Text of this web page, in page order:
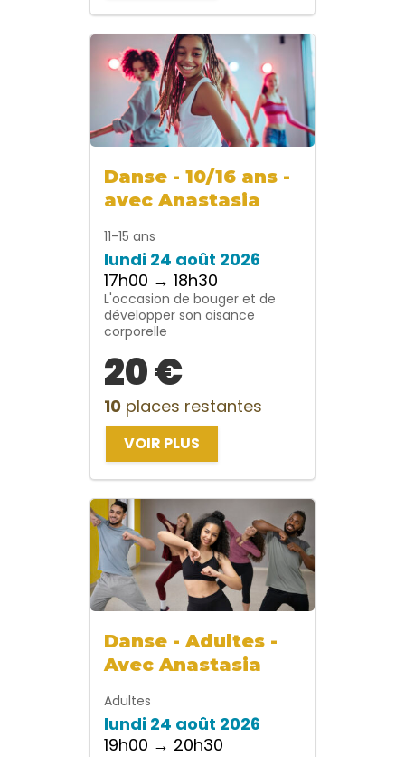
Danse - 10/16 ans -
avec Anastasia
11-15 ans
lundi 24 août 2026
17h00 → 18h30
L'occasion de bouger et de
développer son aisance
corporelle
20 €
10 places restantes
VOIR PLUS
Danse - Adultes -
Avec Anastasia
Adultes
lundi 24 août 2026
19h00 → 20h30